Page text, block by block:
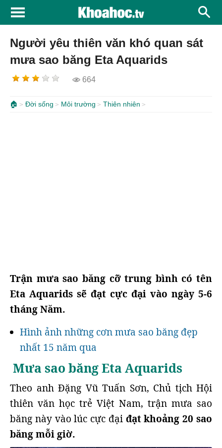
Người yêu thiên văn khó quan sát
mưa sao băng Eta Aquarids
664
🏠 Đời sống Môi trường Thiên nhiên
Trận mưa sao băng cỡ trung bình có tên
Eta Aquarids sẽ đạt cực đại vào ngày 5-6
tháng Năm.
Hình ảnh những cơn mưa sao băng đẹp
nhất 15 năm qua
Mưa sao băng Eta Aquarids
Theo anh Đặng Vũ Tuấn Sơn, Chủ tịch Hội
thiên văn học trẻ Việt Nam, trận mưa sao
băng này vào lúc cực đại đạt khoảng 20 sao
băng mỗi giờ.